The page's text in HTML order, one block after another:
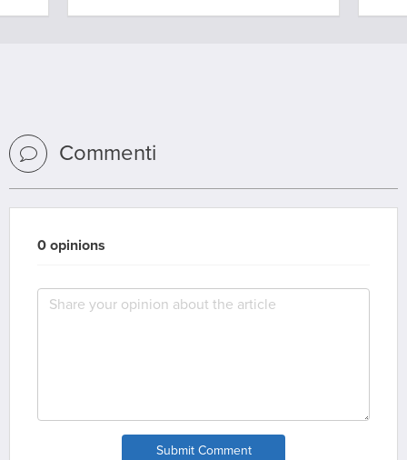
Commenti
0 opinions
Submit Comment